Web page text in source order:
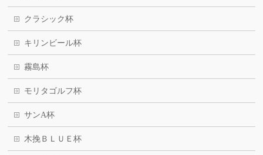
クラシック杯
キリンビール杯
霧島杯
モリタゴルフ杯
サンA杯
木挽ＢＬＵＥ杯